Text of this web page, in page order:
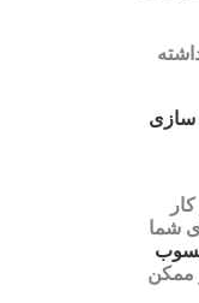
سازی
شما
ممکن